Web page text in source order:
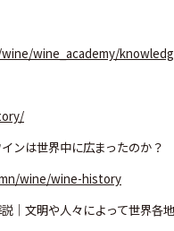
wine_academy/
ンは世界中に広まったのか？
wine/wine-history
｜文明や人々によって世界各